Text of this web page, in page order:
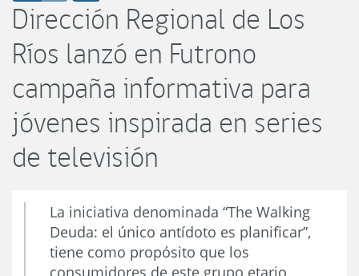
Dirección Regional de Los
Ríos lanzó en Futrono
campaña informativa para
jóvenes inspirada en series
de televisión
La iniciativa denominada “The Walking
Deuda: el único antídoto es planificar”,
tiene como propósito que los
consumidores de este grupo etario